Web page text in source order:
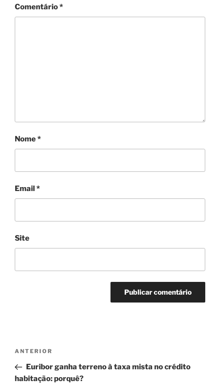
Comentário*
Nome*
Email*
Site
Navegação
artigos
Conteúdo
anterior
ANTERIOR
Euribor ganha terreno à taxa mista no crédito
habitação: porquê?